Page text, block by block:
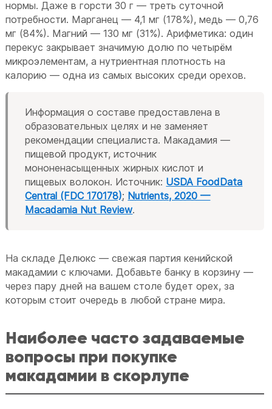
нормы. Даже в горсти 30 г — треть суточной
потребности. Марганец — 4,1 мг (178%), медь — 0,76
мг (84%). Магний — 130 мг (31%). Арифметика: один
перекус закрывает значимую долю по четырём
микроэлементам, а нутриентная плотность на
калорию — одна из самых высоких среди орехов.
Информация о составе предоставлена в
образовательных целях и не заменяет
рекомендации специалиста. Макадамия —
пищевой продукт, источник
мононенасыщенных жирных кислот и
пищевых волокон. Источник: USDA FoodData
Central (FDC 170178); Nutrients, 2020 —
Macadamia Nut Review.
На складе Делюкс — свежая партия кенийской
макадамии с ключами. Добавьте банку в корзину —
через пару дней на вашем столе будет орех, за
которым стоит очередь в любой стране мира.
Наиболее часто задаваемые
вопросы при покупке
макадамии в скорлупе